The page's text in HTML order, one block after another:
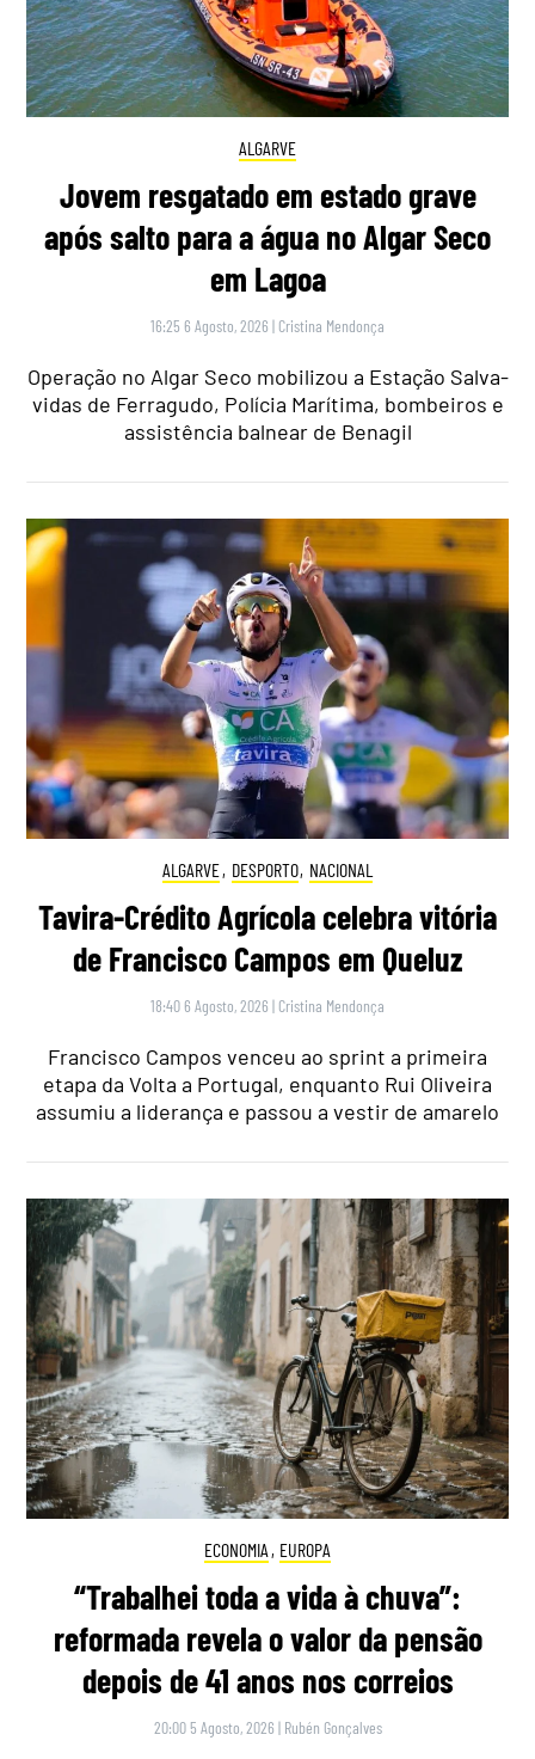
ALGARVE
Jovem resgatado em estado grave
após salto para a água no Algar Seco
em Lagoa
16:25 6 Agosto, 2026 | Cristina Mendonça
Operação no Algar Seco mobilizou a Estação Salva-
vidas de Ferragudo, Polícia Marítima, bombeiros e
assistência balnear de Benagil
ALGARVE, DESPORTO, NACIONAL
Tavira-Crédito Agrícola celebra vitória
de Francisco Campos em Queluz
18:40 6 Agosto, 2026 | Cristina Mendonça
Francisco Campos venceu ao sprint a primeira
etapa da Volta a Portugal, enquanto Rui Oliveira
assumiu a liderança e passou a vestir de amarelo
ECONOMIA , EUROPA
“Trabalhei toda a vida à chuva”:
reformada revela o valor da pensão
depois de 41 anos nos correios
20:00 5 Agosto, 2026 | Rubén Gonçalves